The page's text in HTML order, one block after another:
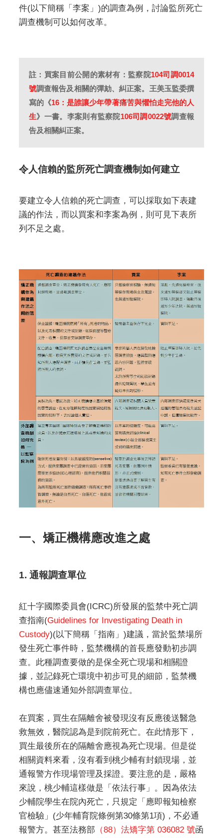
件(以下簡稱「李案」)的調查為例，討論監所死亡
調查機制可以如何改革。
註：買案目前公開的素材有：監察院104司調0014
號調查報告及相關的彈劾、糾正案。王美玉監委撰
寫的《16：是誰讓少年帶著痛苦與懼怕走完他的人
生》一書。李案則有監察院106司調0022號調查報
告及相關糾正案。
令人信賴的監所死亡調查機制如何建立
要建立令人信賴的死亡調查，可以採取如下表建
議的作法，而以買案和李案為例，則可見下表所
列不足之處。
一、矯正機構應改進之處
1. 通報調查單位
紅十字國際委員會(ICRC)所發展的監禁中死亡調
查指南(Guidelines for Investigating Death in
Custody)(以下簡稱「指南」)建議，當於監禁場所
發生死亡事件時，監禁機構的首長應發動初步調
查。此種調查要做的是保全死亡現場和相關證
據，並記錄死亡環境中初步可見的細節，監禁機
構也應儘速通知外部調查單位。
在買案，買生在隔離舍被發現沒有反應後送醫急
救無效，醫院認為是到院前死亡。在此情形下，
買生最後所在的隔離舍應視為死亡現場。但是從
相關資料來看，沒有看到桃少輔有封鎖現場，並
通報警方作現場管理及採證。要注意的是，嚴格
來說，桃少輔這樣做是「依法行事」。因為依法
少輔院學生在院內死亡，只規定「應即報知檢察
官檢驗」(少年輔育院條例第30條第1項)，不必通
報警方。甚至法務部 （88）法矯字第 036082 號函